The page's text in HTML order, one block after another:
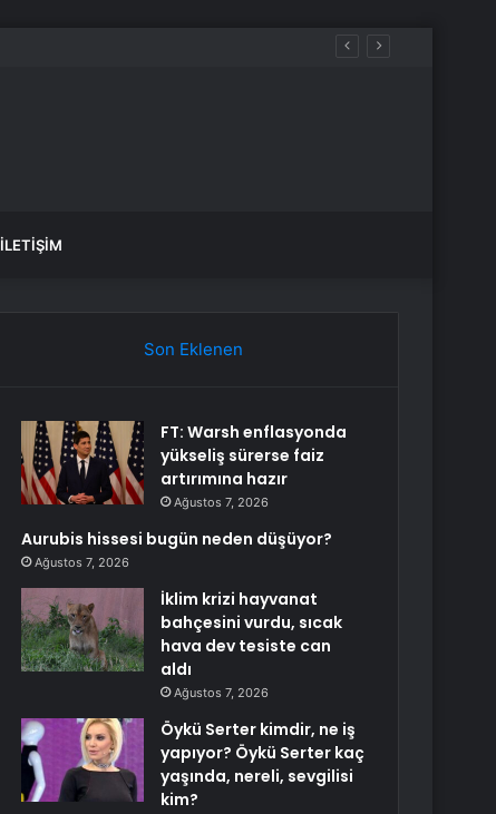
İLETIŞIM
Son Eklenen
FT: Warsh enflasyonda
yükseliş sürerse faiz
artırımına hazır
Ağustos 7, 2026
Aurubis hissesi bugün neden düşüyor?
Ağustos 7, 2026
İklim krizi hayvanat
bahçesini vurdu, sıcak
hava dev tesiste can
aldı
Ağustos 7, 2026
Öykü Serter kimdir, ne iş
yapıyor? Öykü Serter kaç
yaşında, nereli, sevgilisi
kim?